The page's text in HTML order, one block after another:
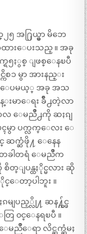
အ႐ြယ္မွာ မိဘေ
ထားေပးသည္ ။ အခု
၅ႏွစ္ ျဖစ္ေနၿပီ
စၥ မွာ အားနည္း
ါေပမယ့္ အခု အသ
န္းမာေရး ခ်ိဳ႕တဲ့လာ
လ ေမညိဳ႕ကို ဆႏၵျ
ာ ပက္လက္ေလး ေ
ဆက္ဆံဖို႔ ေနေန
တခါတရံ ေမညိဳက
တ္ျပန္ထႏိုင္မလား ဆို
ေတာ့ပါဘူး ။
ပည့္လို႔ ဆန႔္က်င္ဖ
၀င္ေနရၿပီ ။
ေရာ လိင္ဆက္ဆံမႈ